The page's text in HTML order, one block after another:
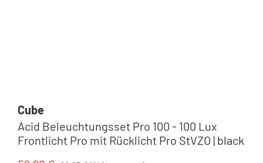
Cube
Acid Beleuchtungsset Pro 100 - 100 Lux
Frontlicht Pro mit Rücklicht Pro StVZO | black
Regulärer Preis: